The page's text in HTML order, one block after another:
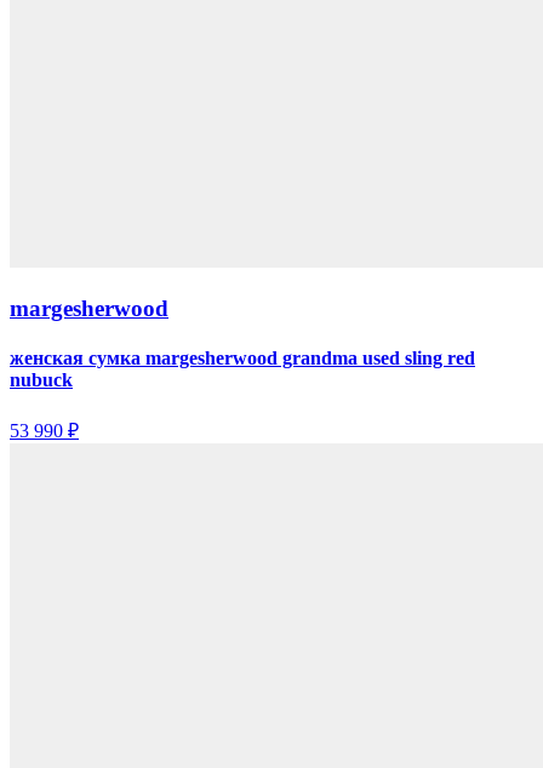
margesherwood
женская сумка margesherwood grandma used sling red
nubuck
53 990 ₽